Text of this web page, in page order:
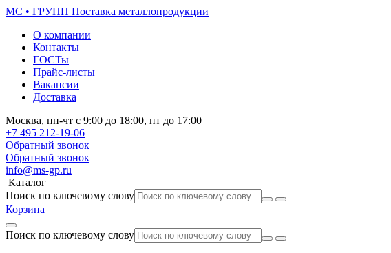
МС • ГРУПП Поставка металлопродукции
О компании
Контакты
ГОСТы
Прайс-листы
Вакансии
Доставка
Москва, пн-чт с 9:00 до 18:00, пт до 17:00
+7 495 212-19-06
Обратный звонок
Обратный звонок
info@ms-gp.ru
Каталог
Поиск по ключевому слову
Корзина
Поиск по ключевому слову